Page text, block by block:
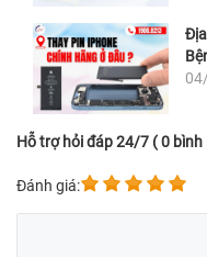
Hỗ trợ hỏi đáp 24/7 ( 0 bình
Đánh giá: